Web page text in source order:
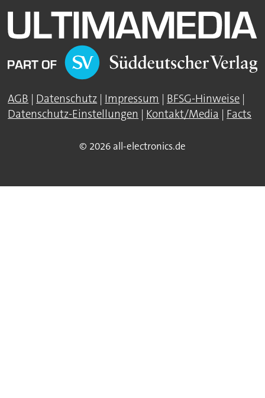
AGB | Datenschutz | Impressum | BFSG-Hinweise |
Datenschutz-Einstellungen | Kontakt/Media | Facts
© 2026 all-electronics.de